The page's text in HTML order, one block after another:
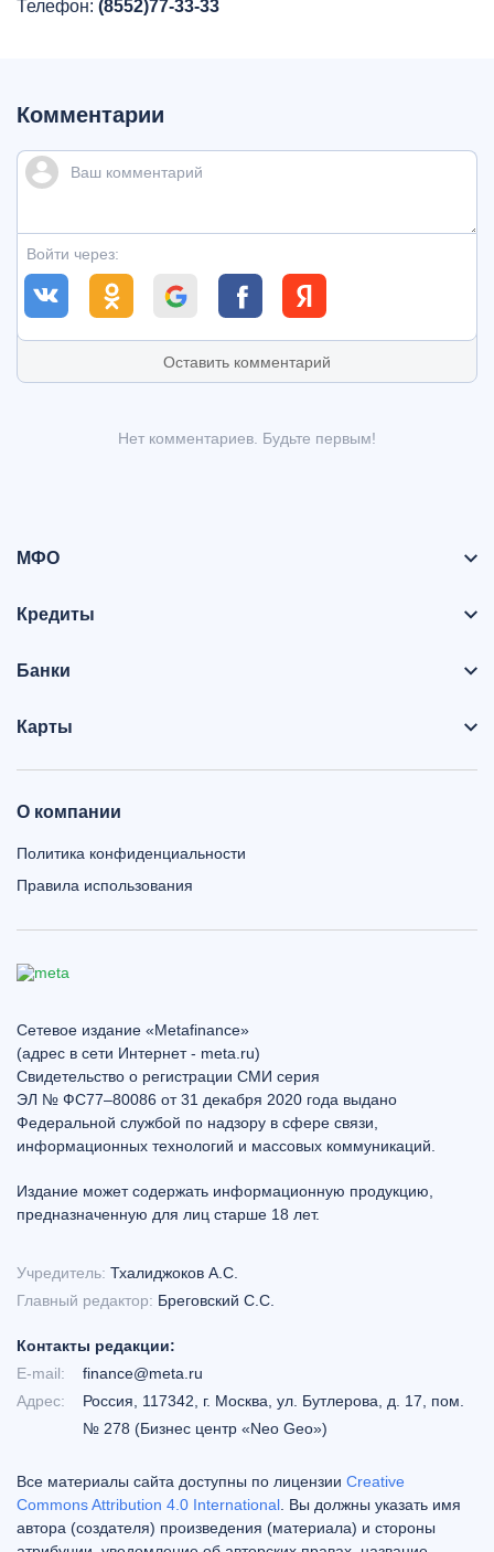
Телефон: (8552)77-33-33
Комментарии
Войти через:
Оставить комментарий
Нет комментариев. Будьте первым!
МФО
Кредиты
Банки
Карты
О компании
Политика конфиденциальности
Правила использования
Сетевое издание «Metafinance»
(адрес в сети Интернет - meta.ru)
Свидетельство о регистрации СМИ серия
ЭЛ № ФС77–80086 от 31 декабря 2020 года выдано
Федеральной службой по надзору в сфере связи,
информационных технологий и массовых коммуникаций.
Издание может содержать информационную продукцию,
предназначенную для лиц старше 18 лет.
Учредитель: Тхалиджоков А.С.
Главный редактор: Бреговский С.С.
Контакты редакции:
E-mail:
finance@meta.ru
Адрес:
Россия, 117342, г. Москва, ул. Бутлерова, д. 17, пом.
№ 278 (Бизнес центр «Neo Geo»)
Все материалы сайта доступны по лицензии Creative
Commons Attribution 4.0 International . Вы должны указать имя
автора (создателя) произведения (материала) и стороны